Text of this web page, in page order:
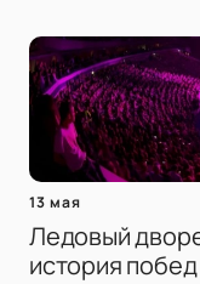
13 мая
Ледовый
история